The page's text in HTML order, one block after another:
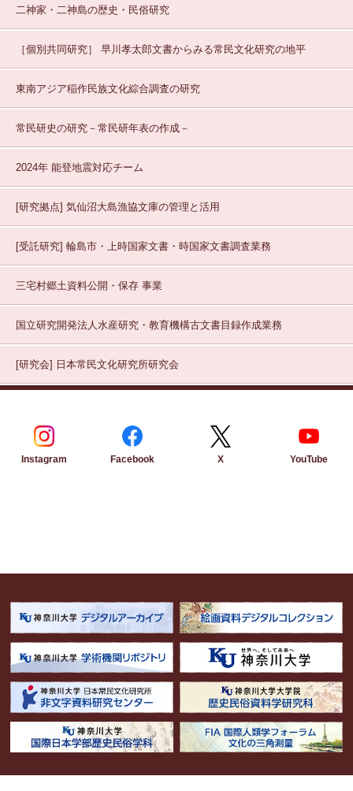
二神家・二神島の歴史・民俗研究
［個別共同研究］ 早川孝太郎文書からみる常民文化研究の地平
東南アジア稲作民族文化綜合調査の研究
常民研史の研究－常民研年表の作成－
2024年 能登地震対応チーム
[研究拠点] 気仙沼大島漁協文庫の管理と活用
[受託研究] 輪島市・上時国家文書・時国家文書調査業務
三宅村郷土資料公開・保存 事業
国立研究開発法人水産研究・教育機構古文書目録作成業務
[研究会] 日本常民文化研究所研究会
Instagram Facebook X YouTube